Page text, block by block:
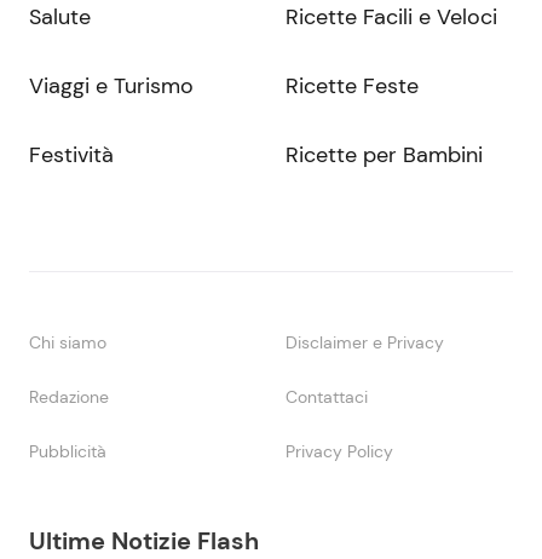
Ultime Notizie Flash
Salute
Viaggi e Turismo
Festività
Ricette Facili e Veloci
Ricette Feste
Ricette per Bambini
Chi siamo Disclaimer e Privacy
Redazione Contattaci
Pubblicità Privacy Policy